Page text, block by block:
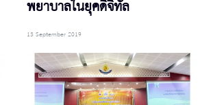
พยาบาลในยุคดิจิทัล
13 September 2019